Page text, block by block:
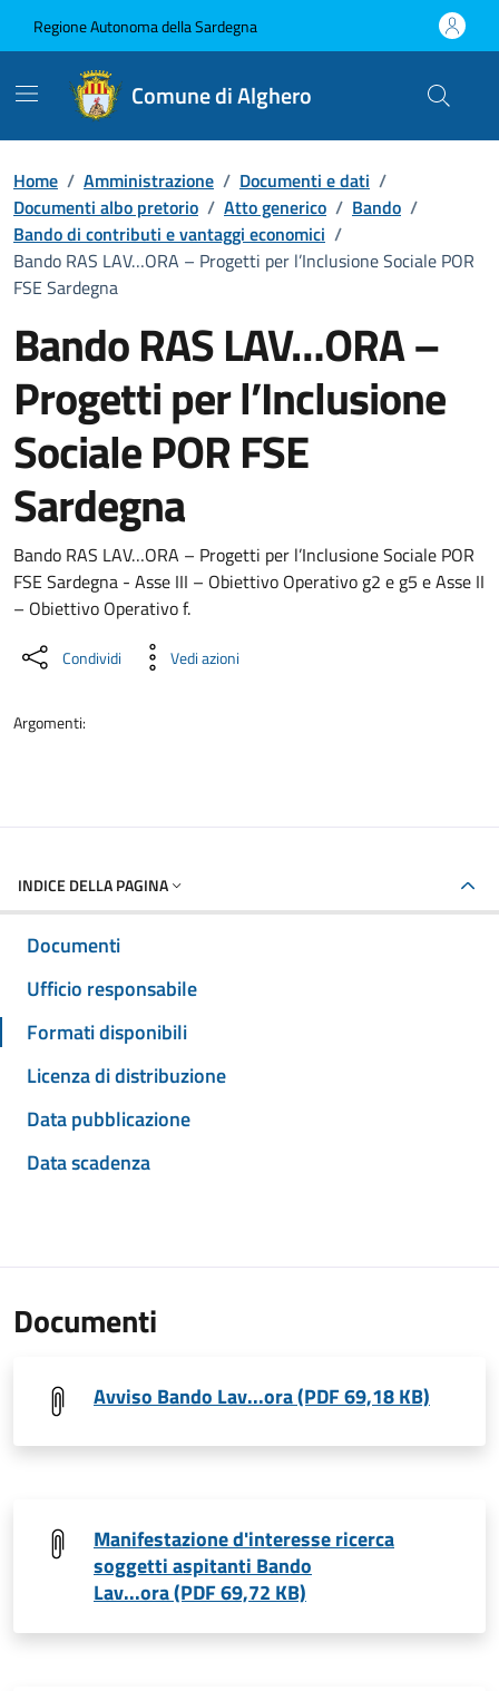
Regione Autonoma della Sardegna
Comune di Alghero
Home / Amministrazione / Documenti e dati /
Documenti albo pretorio / Atto generico / Bando /
Bando di contributi e vantaggi economici /
Bando RAS LAV…ORA – Progetti per l’Inclusione Sociale POR
FSE Sardegna
Bando RAS LAV…ORA –
Progetti per l’Inclusione
Sociale POR FSE
Sardegna
Dettaglio del documento
Bando RAS LAV…ORA – Progetti per l’Inclusione Sociale POR
FSE Sardegna - Asse III – Obiettivo Operativo g2 e g5 e Asse II
– Obiettivo Operativo f.
Condividi Vedi azioni
Argomenti:
INDICE DELLA PAGINA
Documenti
Ufficio responsabile
Formati disponibili
Licenza di distribuzione
Data pubblicazione
Data scadenza
Documenti
Avviso Bando Lav...ora (PDF 69,18 KB)
Manifestazione d'interesse ricerca
soggetti aspitanti Bando
Lav...ora (PDF 69,72 KB)